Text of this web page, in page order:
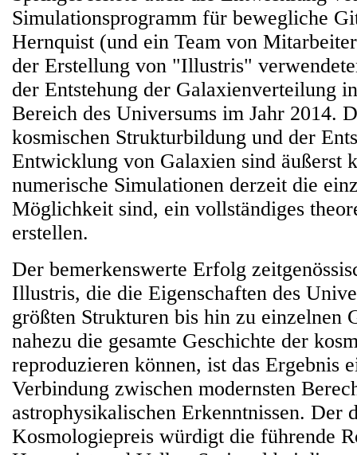
Simulationsprogramm für bewegliche
Hernquist (und ein Team von
der Erstellung von "Illustris"
der Entstehung der Galaxienverteilung
Bereich des Universums im Jahr 2014.
kosmischen Strukturbildung und der
Entwicklung von Galaxien sind äußerst
numerische Simulationen derzeit die
Möglichkeit sind, ein vollständiges
erstellen.
Der bemerkenswerte Erfolg
Illustris, die die Eigenschaften des
größten Strukturen bis hin zu einzelnen
nahezu die gesamte Geschichte der
reproduzieren können, ist das Ergebnis
Verbindung zwischen modernsten
astrophysikalischen Erkenntnissen. Der
Kosmologiepreis würdigt die führende